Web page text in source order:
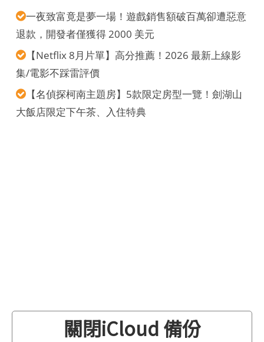
一夜致富竟是夢一場！遊戲銷售額破百萬卻遭惡意
退款，開發者僅獲得 2000 美元
【Netflix 8月片單】高分推薦！2026 最新上線影
集/電影不踩雷評價
【名偵探柯南主題房】5款限定房型一覽！劍湖山
大飯店限定下午茶、入住特典
關閉iCloud 備份